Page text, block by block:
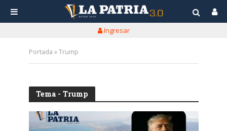
Ingresar
Portada »Trump
Tema - Trump